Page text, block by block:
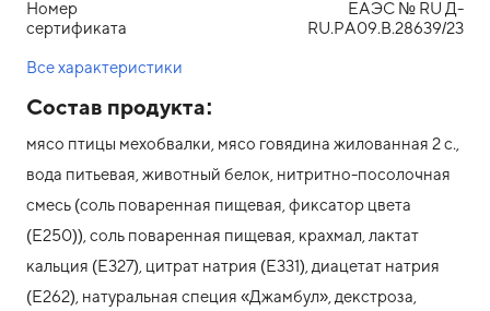
Номер
сертификата
ЕАЭС № RU Д-
RU.РА09.В.28639/23
Все характеристики
Состав продукта:
мясо птицы мехобвалки, мясо говядина жилованная 2 с.,
вода питьевая, животный белок, нитритно-посолочная
смесь (соль поваренная пищевая, фиксатор цвета
(Е250)), соль поваренная пищевая, крахмал, лактат
кальция (Е327), цитрат натрия (Е331), диацетат натрия
(Е262), натуральная специя «Джамбул», декстроза,